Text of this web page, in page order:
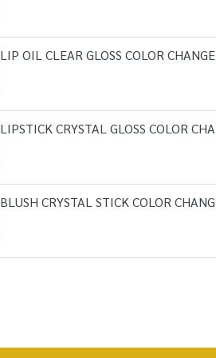
LIP OIL CLEAR GLOSS COLOR CHANGE
LIPSTICK CRYSTAL GLOSS COLOR
BLUSH CRYSTAL STICK COLOR